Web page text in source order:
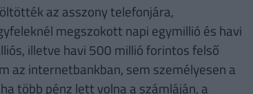
az asszony telefonjára,
megszokott napi egymillió és havi
illetve havi 500 millió forintos felső
az internetbankban, sem személyesen a
több pénz lett volna a számláján, a